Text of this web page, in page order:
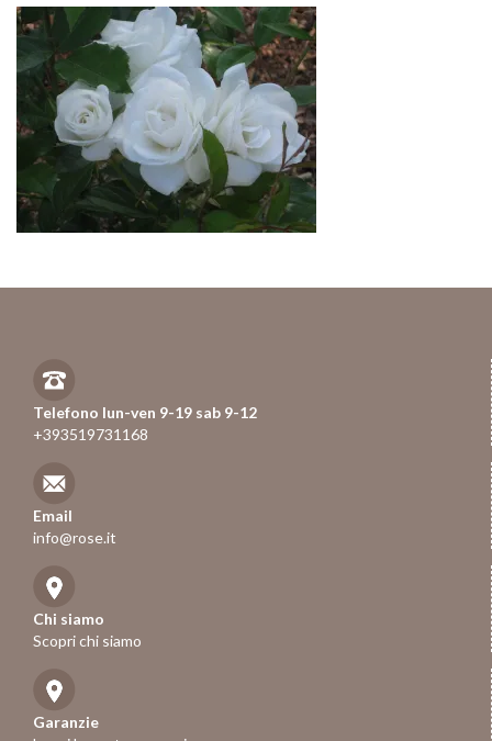
Telefono lun-ven 9-19 sab 9-12
+393519731168
Email
info@rose.it
Chi siamo
Scopri chi siamo
Garanzie